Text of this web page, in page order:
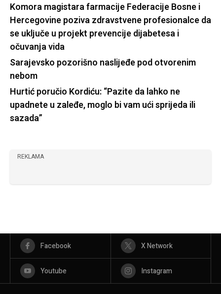
Komora magistara farmacije Federacije Bosne i
Hercegovine poziva zdravstvene profesionalce da
se uključe u projekt prevencije dijabetesa i
očuvanja vida
Sarajevsko pozorišno naslijeđe pod otvorenim
nebom
Hurtić poručio Kordiću: “Pazite da lahko ne
upadnete u zaleđe, moglo bi vam ući sprijeda ili
sazada”
REKLAMA
Facebook X Network
Youtube Instagram